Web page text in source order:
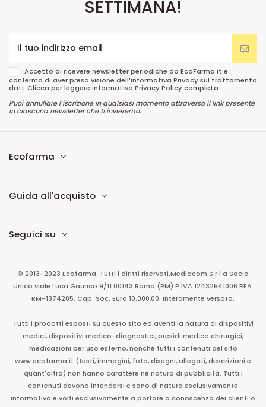
SETTIMANA!
Accetto di ricevere newsletter periodiche da EcoFarma.it e
confermo di aver preso visione dell’informativa Privacy sul trattamento
dati. Clicca per leggere informativa Privacy Policycompleta.
Puoi annullare l’iscrizione in qualsiasi momento attraverso il link presente
in ciascuna newsletter che ti invieremo.
Ecofarma
Guida all'acquisto
Seguici su
© 2013-2023 Ecofarma. Tutti i diritti riservati.Mediacom S.r.l a Socio
Unico viale Luca Gaurico 9/11 00143 Roma (RM) P.IVA 12432541006 REA:
RM-1374205. Cap. Soc. Euro 10.000,00. Interamente versato.
Tutti i prodotti esposti su questo sito ed aventi la natura di dispositivi
medici, dispositivi medico-diagnostici, presidi medico chirurgici,
medicazioni per uso esterno, nonché tutti i contenuti del sito
www.ecofarma.it (testi, immagini, foto, disegni, allegati, descrizioni e
quant'altro) non hanno carattere né natura di pubblicità. Tutti i
contenuti devono intendersi e sono di natura esclusivamente
informativa e volti esclusivamente a portare a conoscenza dei clienti o